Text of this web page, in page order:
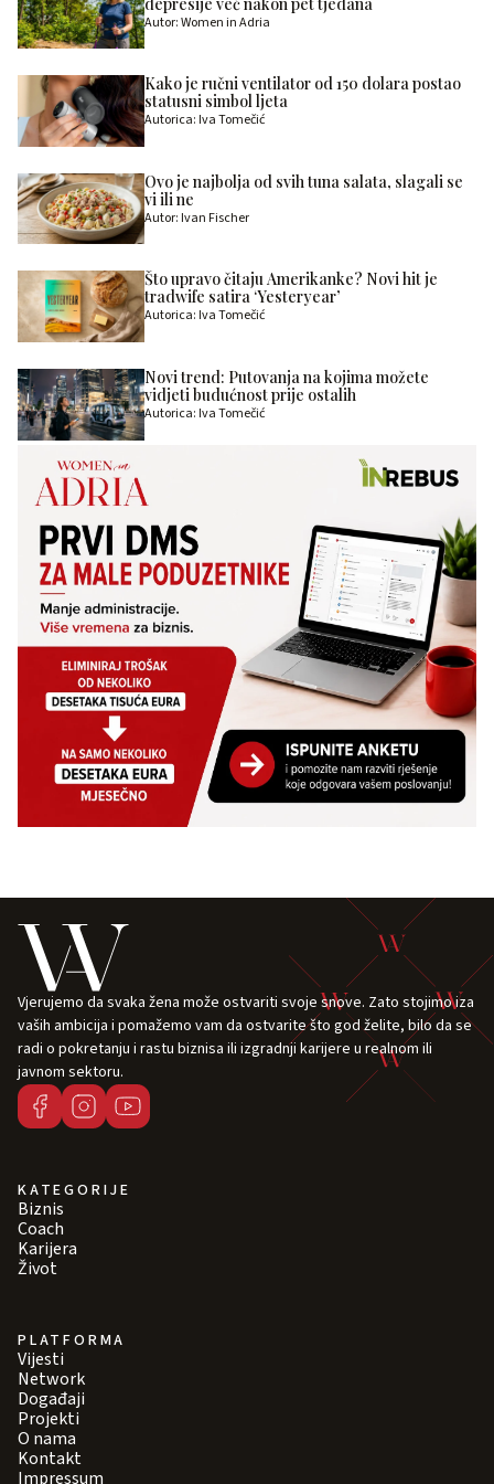
Autor: Women in Adria
Kako je ručni ventilator od 150 dolara postao
statusni simbol ljeta
Autorica: Iva Tomečić
Ovo je najbolja od svih tuna salata, slagali se
vi ili ne
Autor: Ivan Fischer
Što upravo čitaju Amerikanke? Novi hit je
tradwife satira ‘Yesteryear’
Autorica: Iva Tomečić
Novi trend: Putovanja na kojima možete
vidjeti budućnost prije ostalih
Autorica: Iva Tomečić
Vjerujemo da svaka žena može ostvariti svoje snove. Zato stojimo iza
vaših ambicija i pomažemo vam da ostvarite što god želite, bilo da se
radi o pokretanju i rastu biznisa ili izgradnji karijere u realnom ili
javnom sektoru.
KATEGORIJE
Biznis
Coach
Karijera
Život
PLATFORMA
Vijesti
Network
Događaji
Projekti
O nama
Kontakt
Impressum